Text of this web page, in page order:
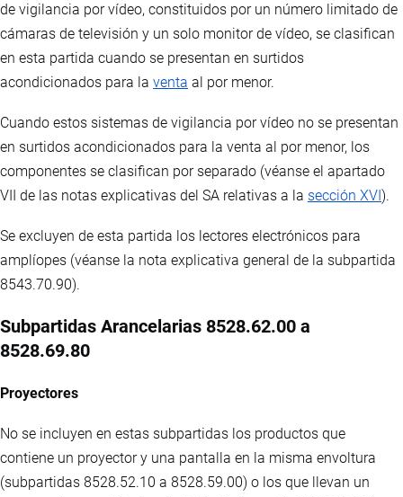
de vigilancia por vídeo, constituidos por un número limitado de
cámaras de televisión y un solo monitor de vídeo, se clasifican
en esta partida cuando se presentan en surtidos
acondicionados para la venta al por menor.
Cuando estos sistemas de vigilancia por vídeo no se presentan
en surtidos acondicionados para la venta al por menor, los
componentes se clasifican por separado (véanse el apartado
VII de las notas explicativas del SA relativas a la sección XVI ).
Se excluyen de esta partida los lectores electrónicos para
amplíopes (véanse la nota explicativa general de la subpartida
8543.70.90).
Subpartidas Arancelarias 8528.62.00 a
8528.69.80
Proyectores
No se incluyen en estas subpartidas los productos que
contiene un proyector y una pantalla en la misma envoltura
(subpartidas 8528.52.10 a 8528.59.00) o los que llevan un